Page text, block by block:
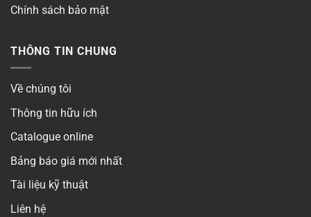
Thời gian bảo hành
Số lõi
Điện áp
Kiểm định
Có
Chính sách bảo mật
THÔNG TIN CHUNG
Về chúng tôi
Thông tin hữu ích
Catalogue online
Bảng báo giá mới nhất
Tài liệu kỹ thuật
Liên hệ